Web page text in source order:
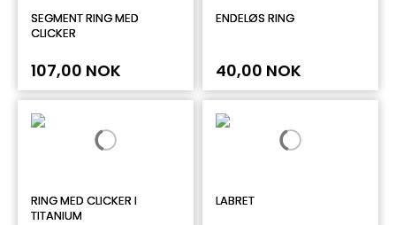
SEGMENT RING MED
CLICKER
107,00 NOK
ENDELØS RING
40,00 NOK
RING MED CLICKER I
TITANIUM
LABRET